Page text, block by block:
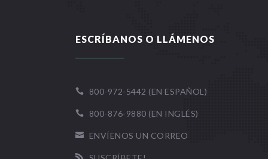
ESCRÍBANOS O LLÁMENOS
 800-972-5442 (EN ESPAÑOL)
 800-876-9880 (EN INGLÉS)
 ENVÍENOS UN CORREO